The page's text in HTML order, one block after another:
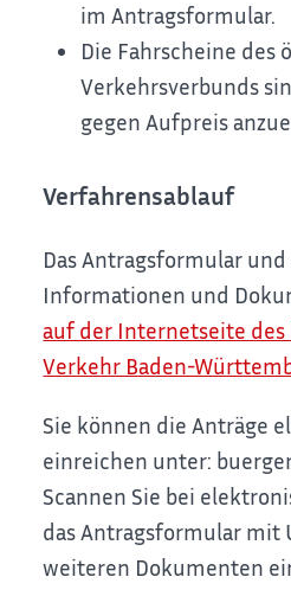
im Antragsformular.
Die Fahrscheine des
Verkehrsverbunds
gegen Aufpreis
Verfahrensablauf
Das Antragsformular
Informationen und
auf der Internetseite
Verkehr Baden-
Sie können die Anträge
einreichen unter:
Scannen Sie bei
das Antragsformular mit
weiteren Dokumenten